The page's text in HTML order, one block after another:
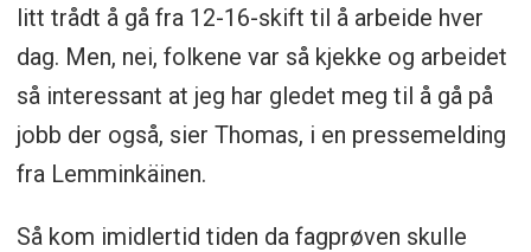
litt trådt å gå fra 12-16-skift til å arbeide hver
dag. Men, nei, folkene var så kjekke og arbeidet
så interessant at jeg har gledet meg til å gå på
jobb der også, sier Thomas, i en pressemelding
fra Lemminkäinen.
Så kom imidlertid tiden da fagprøven skulle